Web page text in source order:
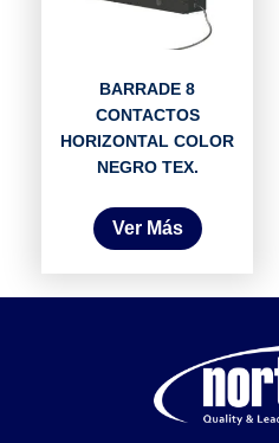
BARRADE 8
CONTACTOS
HORIZONTAL COLOR
NEGRO TEX.
Ver Más